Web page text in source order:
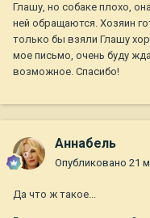
Глашу, но собаке плохо,
ней обращаются. Хозяин
только бы взяли Глашу
мое письмо, очень буду
возможное. Спасибо!
Aннaбель
Опубликовано 21
Да что ж такое...